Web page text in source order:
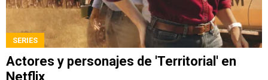
SERIES
Actores y personajes de 'Territorial' en
Netflix